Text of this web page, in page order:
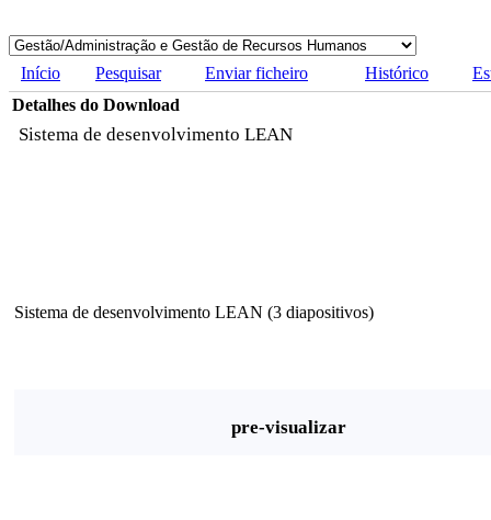
Início Pesquisar Enviar ficheiro Histórico
Detalhes do Download
Sistema de desenvolvimento LEAN
Sistema de desenvolvimento LEAN (3 diapositivos)
pre-visualizar